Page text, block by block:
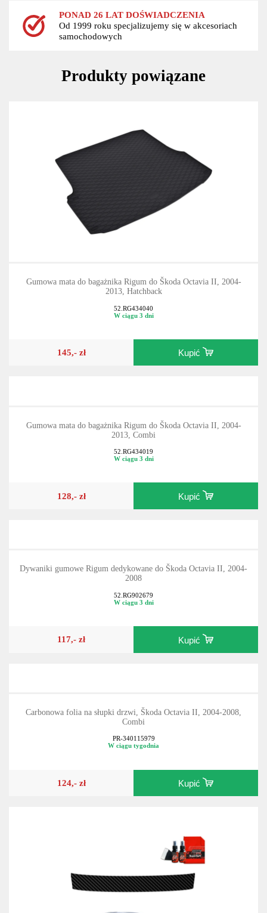
PONAD 26 LAT DOŚWIADCZENIA
Od 1999 roku specjalizujemy się w akcesoriach
samochodowych
Produkty powiązane
Gumowa mata do bagażnika Rigum do Škoda Octavia II, 2004-
2013, Hatchback
52.RG434040
W ciągu 3 dni
145,- zł Kupić
Gumowa mata do bagażnika Rigum do Škoda Octavia II, 2004-
2013, Combi
52.RG434019
W ciągu 3 dni
128,- zł Kupić
Dywaniki gumowe Rigum dedykowane do Škoda Octavia II, 2004-
2008
52.RG902679
W ciągu 3 dni
117,- zł Kupić
Carbonowa folia na słupki drzwi, Škoda Octavia II, 2004-2008,
Combi
PR-340115979
W ciągu tygodnia
124,- zł Kupić